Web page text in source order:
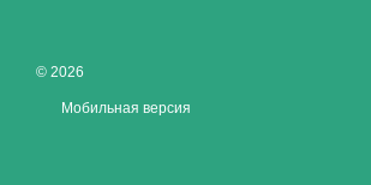
© 2026
Мобильная версия